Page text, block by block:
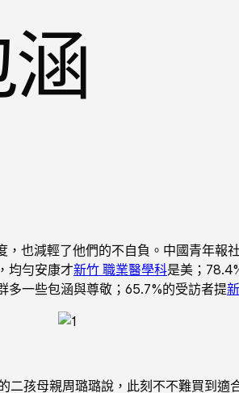
也減輕了他們的不自負。中國青年報
均勻安康才新竹 職業醫學科是美；
多一些包涵與尊敬；65.7%的受訪者提
孩母親周璐璐說，此刻不不難買到適